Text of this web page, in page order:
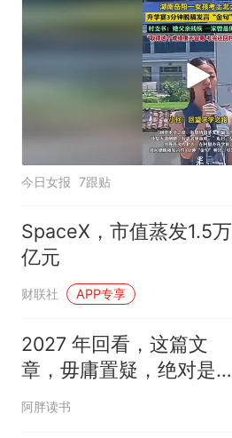
今日女报 7跟贴
SpaceX，市值蒸发1.5万
亿元
财联社 APP专享
2027 年回看，这篇文
章，毋庸置疑，绝对是无
数人命运的分水岭
阿胖读书